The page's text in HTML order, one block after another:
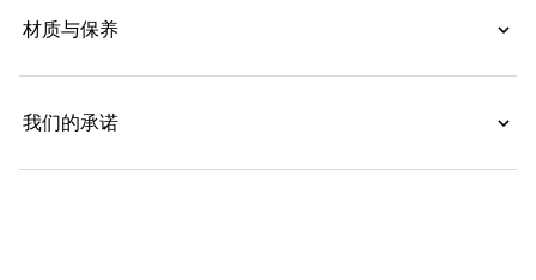
材质与保养
我们的承诺